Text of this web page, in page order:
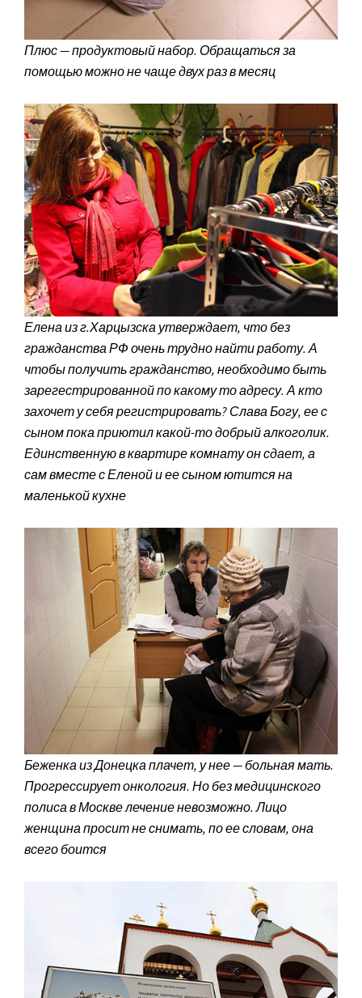
Плюс — продуктовый набор. Обращаться за
помощью можно не чаще двух раз в месяц
Елена из г.Харцызска утверждает, что без
гражданства РФ очень трудно найти работу. А
чтобы получить гражданство, необходимо быть
зарегестрированной по какому то адресу. А кто
захочет у себя регистрировать? Слава Богу, ее с
сыном пока приютил какой-то добрый алкоголик.
Единственную в квартире комнату он сдает, а
сам вместе с Еленой и ее сыном ютится на
маленькой кухне
Беженка из Донецка плачет, у нее — больная мать.
Прогрессирует онкология. Но без медицинского
полиса в Москве лечение невозможно. Лицо
женщина просит не снимать, по ее словам, она
всего боится